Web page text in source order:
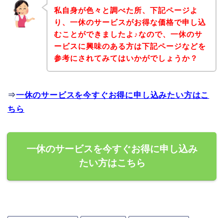
私自身が色々と調べた所、下記ページよ
り、一休のサービスがお得な価格で申し込
むことができましたよ♪なので、一休のサ
ービスに興味のある方は下記ページなどを
参考にされてみてはいかがでしょうか？
⇒一休のサービスを今すぐお得に申し込みたい方はこ
ちら
一休のサービスを今すぐお得に申し込み
たい方はこちら